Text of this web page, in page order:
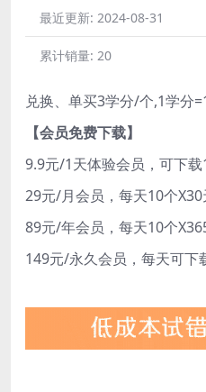
最近更新: 2024-08-31
累计销量: 20
兑换、单买3学分/个,1学分
【会员免费下载】
9.9元/1天体验会员，可下载
29元/月会员，每天10个X30
89元/年会员，每天10个
149元/永久会员，每天可下